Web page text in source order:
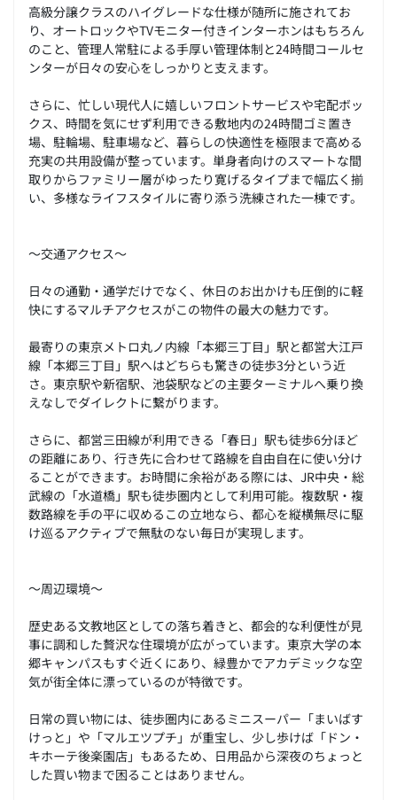
高級分譲クラスのハイグレードな仕様が随所に施されてお
り、オートロックやTVモニター付きインターホンはもちろん
のこと、管理人常駐による手厚い管理体制と24時間コールセ
ンターが日々の安心をしっかりと支えます。
さらに、忙しい現代人に嬉しいフロントサービスや宅配ボッ
クス、時間を気にせず利用できる敷地内の24時間ゴミ置き
場、駐輪場、駐車場など、暮らしの快適性を極限まで高める
充実の共用設備が整っています。単身者向けのスマートな間
取りからファミリー層がゆったり寛げるタイプまで幅広く揃
い、多様なライフスタイルに寄り添う洗練された一棟です。
～交通アクセス～
日々の通勤・通学だけでなく、休日のお出かけも圧倒的に軽
快にするマルチアクセスがこの物件の最大の魅力です。
最寄りの東京メトロ丸ノ内線「本郷三丁目」駅と都営大江戸
線「本郷三丁目」駅へはどちらも驚きの徒歩3分という近
さ。東京駅や新宿駅、池袋駅などの主要ターミナルへ乗り換
えなしでダイレクトに繋がります。
さらに、都営三田線が利用できる「春日」駅も徒歩6分ほど
の距離にあり、行き先に合わせて路線を自由自在に使い分け
ることができます。お時間に余裕がある際には、JR中央・総
武線の「水道橋」駅も徒歩圏内として利用可能。複数駅・複
数路線を手の平に収めるこの立地なら、都心を縦横無尽に駆
け巡るアクティブで無駄のない毎日が実現します。
～周辺環境～
歴史ある文教地区としての落ち着きと、都会的な利便性が見
事に調和した贅沢な住環境が広がっています。東京大学の本
郷キャンパスもすぐ近くにあり、緑豊かでアカデミックな空
気が街全体に漂っているのが特徴です。
日常の買い物には、徒歩圏内にあるミニスーパー「まいばす
けっと」や「マルエツプチ」が重宝し、少し歩けば「ドン・
キホーテ後楽園店」もあるため、日用品から深夜のちょっと
した買い物まで困ることはありません。